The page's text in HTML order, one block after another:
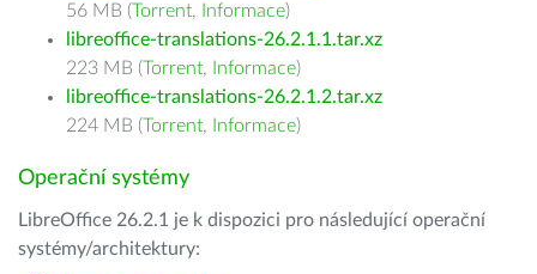
56 MB (Torrent, Informace)
libreoffice-translations-26.2.1.1.tar.xz
223 MB (Torrent, Informace)
libreoffice-translations-26.2.1.2.tar.xz
224 MB (Torrent, Informace)
Operační systémy
LibreOffice 26.2.1 je k dispozici pro následující operační
systémy/architektury: